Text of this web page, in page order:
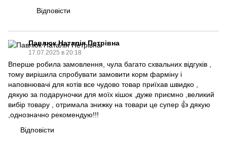
Відповісти
Павлюк Наталія Петрівна
17.07.2025 в 20:18
Вперше робила замовлення, чула багато схвальних відгуків ,
тому вирішила спробувати замовити корм фарміну і
наповнювачі для котів все чудово товар приїхав швидко ,
дякую за подаруночки для моїх кішок ,дуже приємно ,великий
вибір товару , отримала знижку на товари це супер 👍 дякую
,однозначно рекомендую!!!
Відповісти